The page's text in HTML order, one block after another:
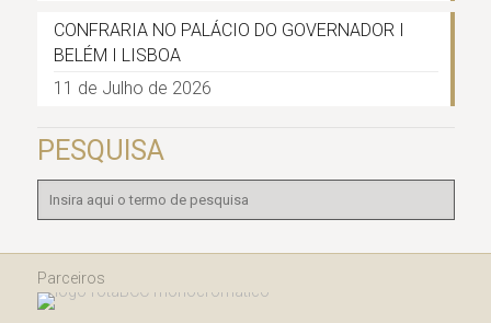
CONFRARIA NO PALÁCIO DO GOVERNADOR I
BELÉM I LISBOA
11 de Julho de 2026
PESQUISA
Parceiros